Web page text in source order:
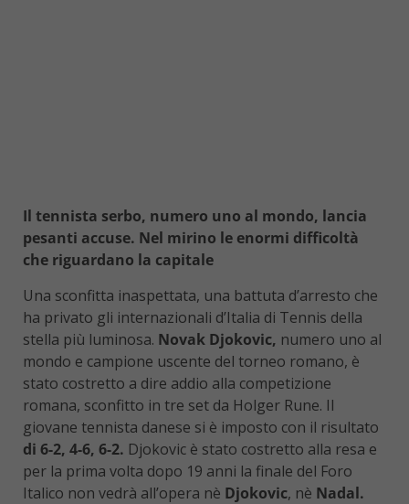
Il tennista serbo, numero uno al mondo, lancia
pesanti accuse. Nel mirino le enormi difficoltà
che riguardano la capitale
Una sconfitta inaspettata, una battuta d’arresto che
ha privato gli internazionali d’Italia di Tennis della
stella più luminosa. Novak Djokovic, numero uno al
mondo e campione uscente del torneo romano, è
stato costretto a dire addio alla competizione
romana, sconfitto in tre set da Holger Rune. Il
giovane tennista danese si è imposto con il risultato
di 6-2, 4-6, 6-2. Djokovic è stato costretto alla resa e
per la prima volta dopo 19 anni la finale del Foro
Italico non vedrà all’opera nè Djokovic, nè Nadal.